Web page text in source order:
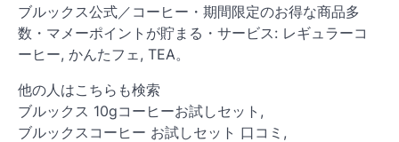
ブルックス公式／コーヒー・期間限定のお得な商品多
数・マメーポイントが貯まる・サービス: レギュラーコ
ーヒー, かんたフェ, TEA。
他の人はこちらも検索
ブルックス 10gコーヒーお試しセット,
ブルックスコーヒー お試しセット 口コミ,